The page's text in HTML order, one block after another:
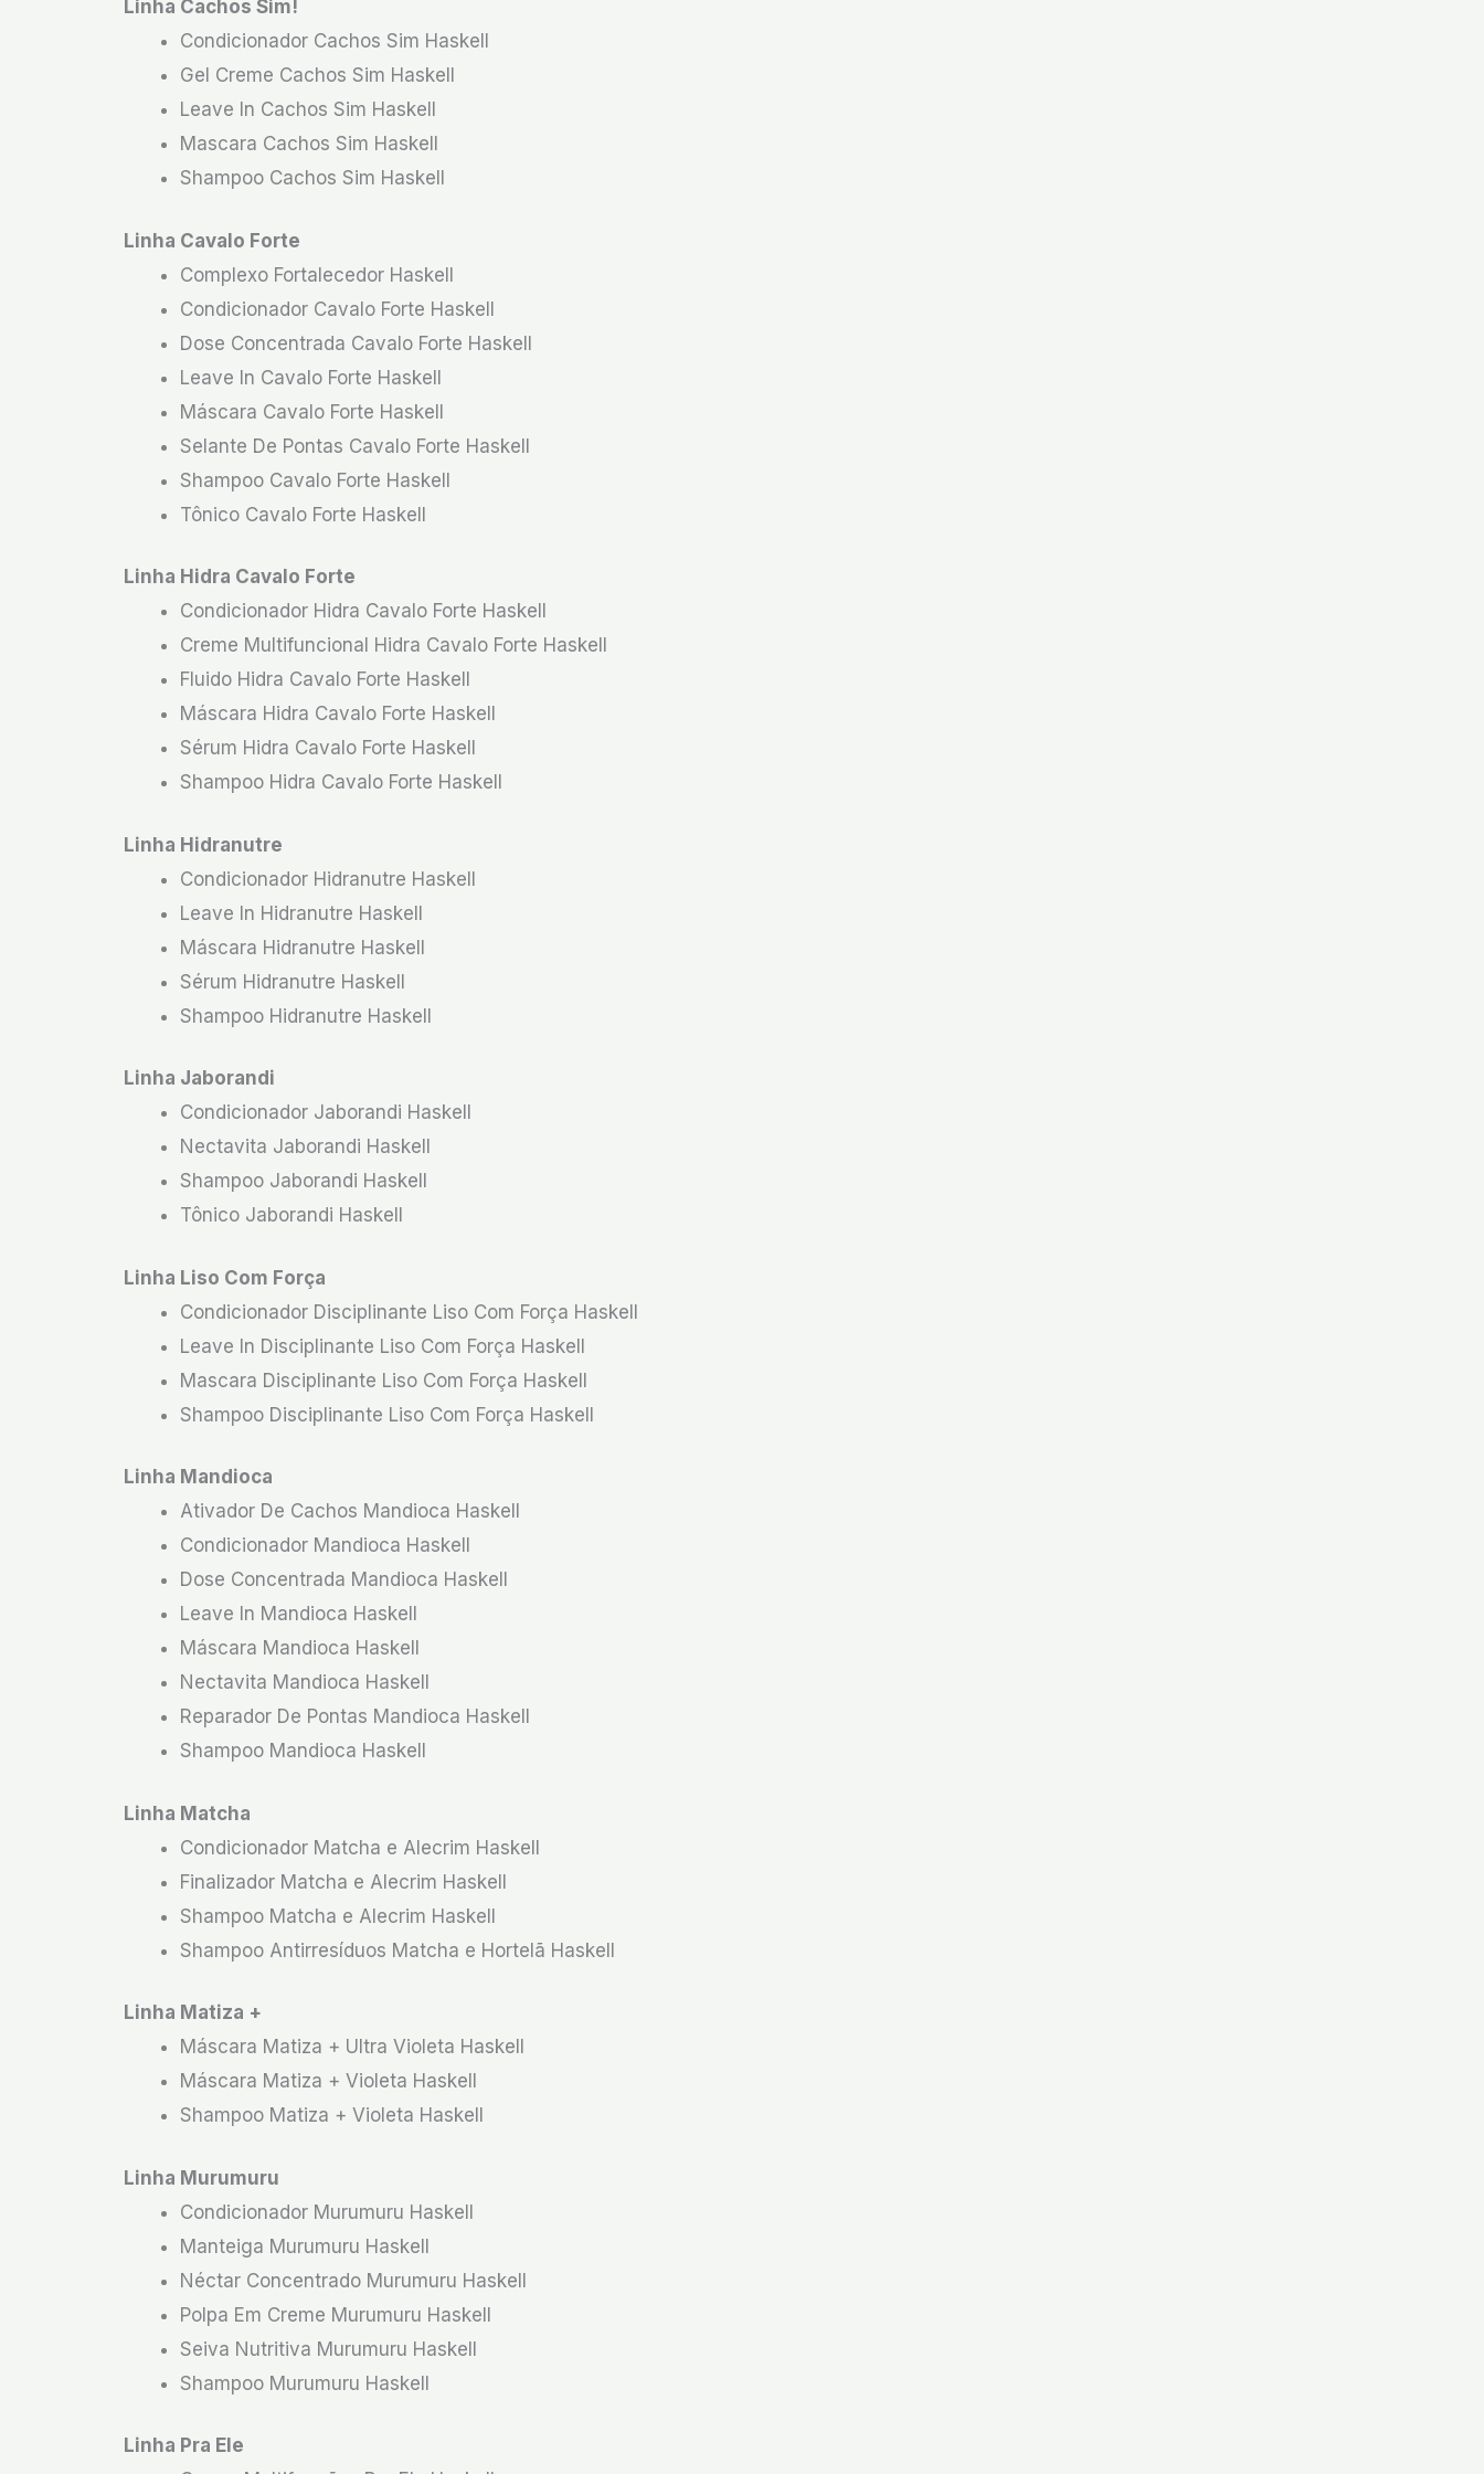
Linha Cachos Sim!
Condicionador Cachos Sim Haskell
Gel Creme Cachos Sim Haskell
Leave In Cachos Sim Haskell
Mascara Cachos Sim Haskell
Shampoo Cachos Sim Haskell
Linha Cavalo Forte
Complexo Fortalecedor Haskell
Condicionador Cavalo Forte Haskell
Dose Concentrada Cavalo Forte Haskell
Leave In Cavalo Forte Haskell
Máscara Cavalo Forte Haskell
Selante De Pontas Cavalo Forte Haskell
Shampoo Cavalo Forte Haskell
Tônico Cavalo Forte Haskell
Linha Hidra Cavalo Forte
Condicionador Hidra Cavalo Forte Haskell
Creme Multifuncional Hidra Cavalo Forte Haskell
Fluido Hidra Cavalo Forte Haskell
Máscara Hidra Cavalo Forte Haskell
Sérum Hidra Cavalo Forte Haskell
Shampoo Hidra Cavalo Forte Haskell
Linha Hidranutre
Condicionador Hidranutre Haskell
Leave In Hidranutre Haskell
Máscara Hidranutre Haskell
Sérum Hidranutre Haskell
Shampoo Hidranutre Haskell
Linha Jaborandi
Condicionador Jaborandi Haskell
Nectavita Jaborandi Haskell
Shampoo Jaborandi Haskell
Tônico Jaborandi Haskell
Linha Liso Com Força
Condicionador Disciplinante Liso Com Força Haskell
Leave In Disciplinante Liso Com Força Haskell
Mascara Disciplinante Liso Com Força Haskell
Shampoo Disciplinante Liso Com Força Haskell
Linha Mandioca
Ativador De Cachos Mandioca Haskell
Condicionador Mandioca Haskell
Dose Concentrada Mandioca Haskell
Leave In Mandioca Haskell
Máscara Mandioca Haskell
Nectavita Mandioca Haskell
Reparador De Pontas Mandioca Haskell
Shampoo Mandioca Haskell
Linha Matcha
Condicionador Matcha e Alecrim Haskell
Finalizador Matcha e Alecrim Haskell
Shampoo Matcha e Alecrim Haskell
Shampoo Antirresíduos Matcha e Hortelã Haskell
Linha Matiza +
Máscara Matiza + Ultra Violeta Haskell
Máscara Matiza + Violeta Haskell
Shampoo Matiza + Violeta Haskell
Linha Murumuru
Condicionador Murumuru Haskell
Manteiga Murumuru Haskell
Néctar Concentrado Murumuru Haskell
Polpa Em Creme Murumuru Haskell
Seiva Nutritiva Murumuru Haskell
Shampoo Murumuru Haskell
Linha Pra Ele